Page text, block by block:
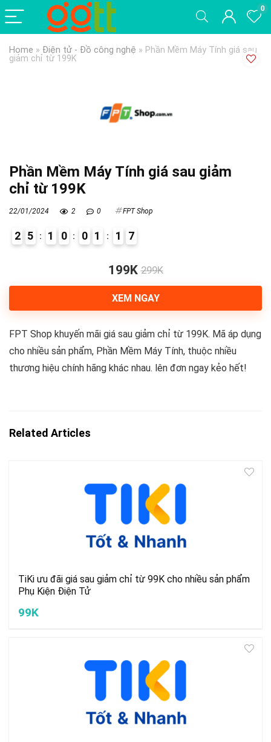
0
Home » Điện tử - Đồ công nghệ » Phần Mềm Máy Tính giá sau
giảm chỉ từ 199K
Phần Mềm Máy Tính giá sau giảm
chỉ từ 199K
22/01/2024 2 0 FPT Shop
2 5 1 0 0 1 1 7
199K 299K
XEM NGAY
FPT Shop khuyến mãi giá sau giảm chỉ từ 199K. Mã áp dụng
cho nhiều sản phẩm, Phần Mềm Máy Tính, thuộc nhiều
thương hiệu chính hãng khác nhau. lên đơn ngay kẻo hết!
Related Articles
TiKi ưu đãi giá sau giảm chỉ từ 99K cho nhiều sản phẩm
Phụ Kiện Điện Tử
99K